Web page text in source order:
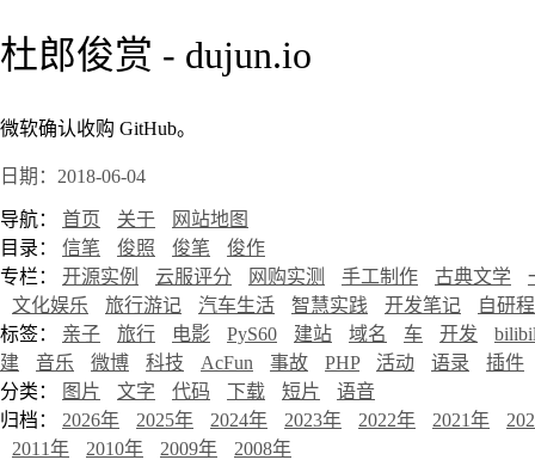
杜郎俊赏 - dujun.io
微软确认收购 GitHub。
日期：2018-06-04
导航： 首页 关于
网站地图
目录： 信笔 俊照 俊笔
俊作
专栏： 开源实例 云服评分 网购实测 手工制作 古典文学
文化娱乐
旅行游记 汽车生活 智慧实践 开发笔记
自研
标签： 亲子 旅行 电影 PyS60 建站 域名 车 开发
建
音乐 微博 科技 AcFun 事故 PHP 活动 语录
插件
分类：
图片 文字 代码 下载 短片
语音
归档： 2026年 2025年 2024年 2023年 2022年 2021年
2011年
2010年 2009年 2008年